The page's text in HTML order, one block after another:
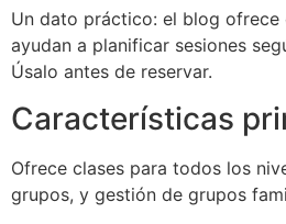
Un dato práctico: el blog ofrece
ayudan a planificar sesiones
Úsalo antes de reservar.
Características
Ofrece clases para todos los
grupos, y gestión de grupos